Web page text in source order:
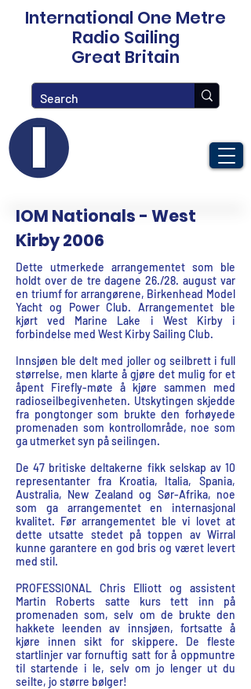
International One Metre
Radio Sailing
Great Britain
IOM Nationals - West
Kirby 2006
Dette utmerkede arrangementet som ble
holdt over de tre dagene 26./28. august var
en triumf for arrangørene, Birkenhead Model
Yacht og Power Club. Arrangementet ble
kjørt ved Marine Lake i West Kirby i
forbindelse med West Kirby Sailing Club.
Innsjøen ble delt med joller og seilbrett i full
størrelse, men klarte å gjøre det mulig for et
åpent Firefly-møte å kjøre sammen med
radioseilbegivenheten. Utskytingen skjedde
fra pongtonger som brukte den forhøyede
promenaden som kontrollområde, noe som
ga utmerket syn på seilingen.
De 47 britiske deltakerne fikk selskap av 10
representanter fra Kroatia, Italia, Spania,
Australia, New Zealand og Sør-Afrika, noe
som ga arrangementet en internasjonal
kvalitet. Før arrangementet ble vi lovet at
dette utsatte stedet på toppen av Wirral
kunne garantere en god bris og været levert
med stil.
PROFESSIONAL Chris Elliott og assistent
Martin Roberts satte kurs tett inn på
promenaden som, selv om de brukte den
hakkete leenden av innsjøen, fortsatte å
kjøre innen sikt for skippere. De fleste
startlinjer var fornuftig satt for å oppmuntre
til startende i le, selv om jo lenger ut du
seilte, jo større bølger!